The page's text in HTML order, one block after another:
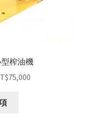
型榨油機
75,000